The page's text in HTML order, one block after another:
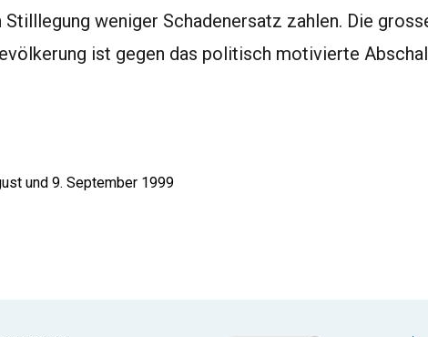
weniger Schadenersatz zahlen. Die
ist gegen das politisch motivierte
und 9. September 1999